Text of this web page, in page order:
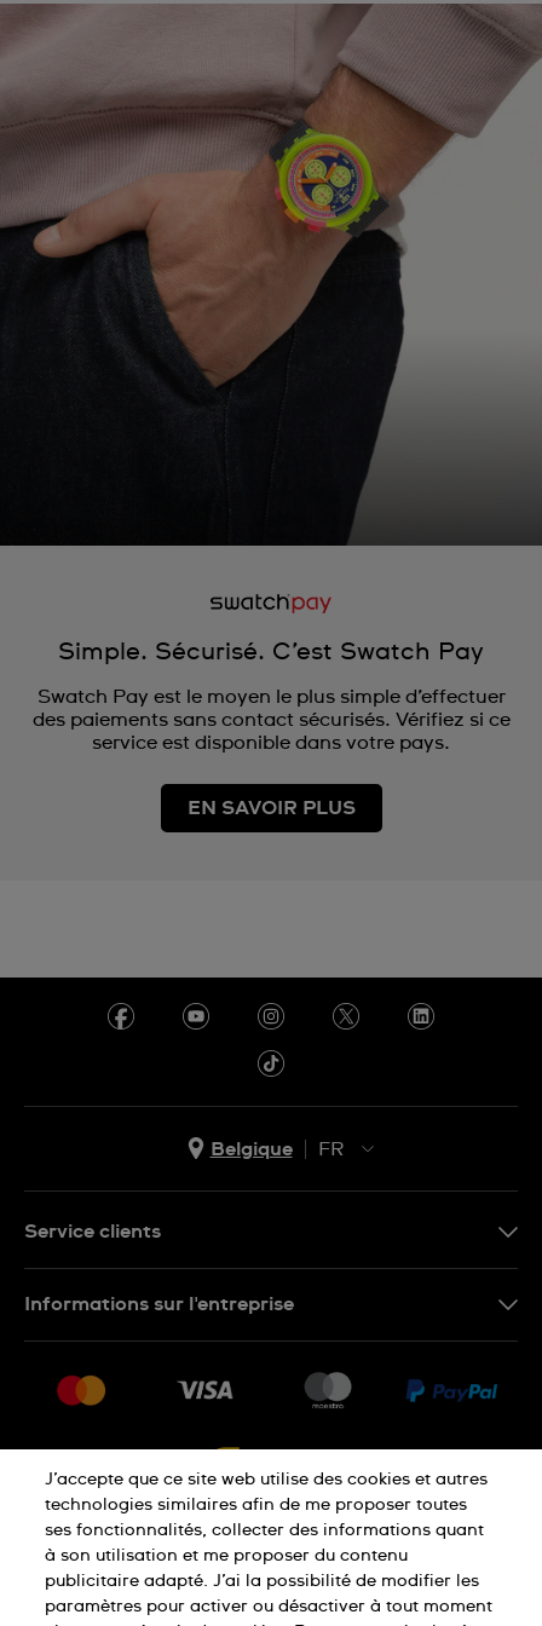
Simple. Sécurisé. C’est Swatch Pay
Swatch Pay est le moyen le plus simple d’effectuer
des paiements sans contact sécurisés. Vérifiez si ce
service est disponible dans votre pays.
EN SAVOIR PLUS
Belgique
FR
Service clients
Retour
Conditions De Vente
Droit de rétractation
Informations sur l'entreprise
Jobs
Déclaration De Confidentialité
J’accepte que ce site web utilise des cookies et autres
technologies similaires afin de me proposer toutes
ses fonctionnalités, collecter des informations quant
à son utilisation et me proposer du contenu
publicitaire adapté. J’ai la possibilité de modifier les
paramètres pour activer ou désactiver à tout moment